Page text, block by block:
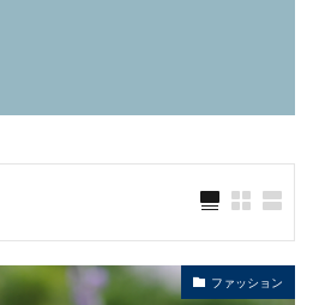
ファッション